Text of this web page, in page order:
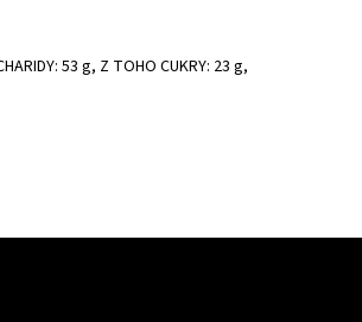
53 g, Z TOHO CUKRY: 23 g,